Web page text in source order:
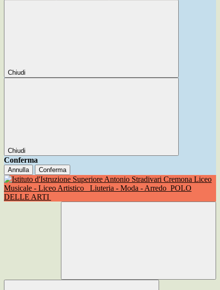
Chiudi
Chiudi
Conferma
Annulla Conferma
Liceo
Musicale - Liceo Artistico
Liuteria - Moda - Arredo POLO
DELLE ARTI